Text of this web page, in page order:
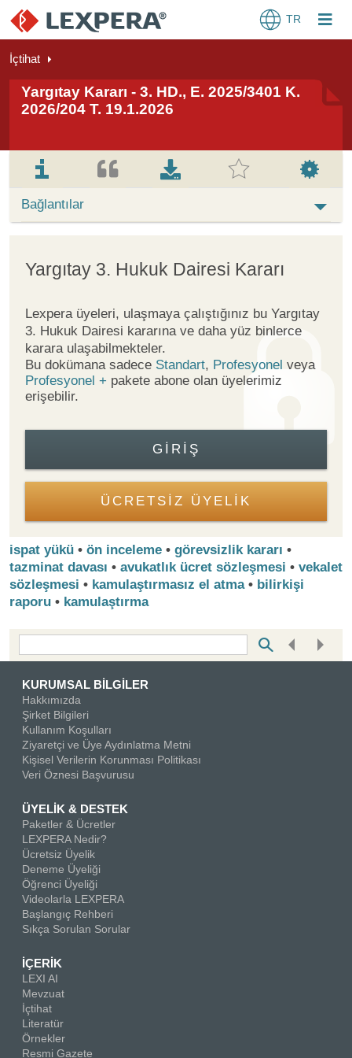
TR
İçtihat
Yargıtay Kararı - 3. HD., E. 2025/3401 K.
2026/204 T. 19.1.2026
Bağlantılar
Yargıtay 3. Hukuk Dairesi Kararı
Lexpera üyeleri, ulaşmaya çalıştığınız bu Yargıtay
3. Hukuk Dairesi kararına ve daha yüz binlerce
karara ulaşabilmekteler.
Bu dokümana sadece Standart, Profesyonel veya
Profesyonel + pakete abone olan üyelerimiz
erişebilir.
GIRIŞ
ÜCRETSİZ ÜYELİK
ispat yükü • ön inceleme • görevsizlik kararı •
tazminat davası • avukatlık ücret sözleşmesi • vekalet
sözleşmesi • kamulaştırmasız el atma• bilirkişi
raporu • kamulaştırma
KURUMSAL BİLGİLER
Hakkımızda
Şirket Bilgileri
Kullanım Koşulları
Ziyaretçi ve Üye Aydınlatma Metni
Kişisel Verilerin Korunması Politikası
Veri Öznesi Başvurusu
ÜYELİK & DESTEK
Paketler & Ücretler
LEXPERA Nedir?
Ücretsiz Üyelik
Deneme Üyeliği
Öğrenci Üyeliği
Videolarla LEXPERA
Başlangıç Rehberi
Sıkça Sorulan Sorular
İÇERİK
LEXI AI
Mevzuat
İçtihat
Literatür
Örnekler
Resmi Gazete